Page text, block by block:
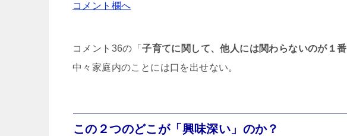
コメント欄へ
コメント36の「子育てに関して、他人には関わらないのが１番
中々家庭内のことには口を出せない。
この２つのどこが「興味深い」のか？